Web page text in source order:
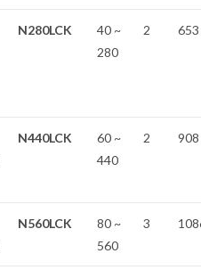
N280LCK
40 ~
280
2 653
N440LCK
60 ~
440
2 908
N560LCK
80 ~
560
3